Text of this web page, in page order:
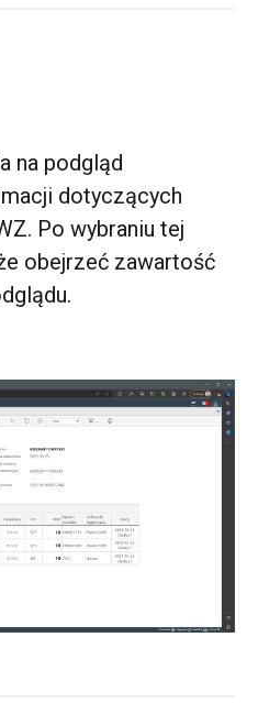
na podgląd
dotyczących
Po wybraniu tej
obejrzeć zawartość